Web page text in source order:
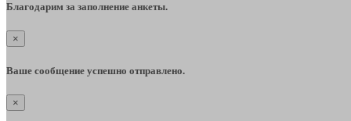
Благодарим за заполнение анкеты.
×
Ваше сообщение успешно отправлено.
×